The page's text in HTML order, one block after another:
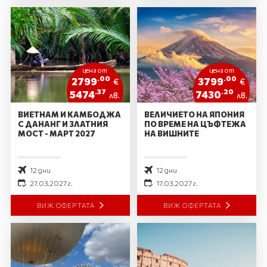
цена от
2799 .00 €
5474.37 лв.
ВИЕТНАМ И КАМБОДЖА
С ДАНАНГ И ЗЛАТНИЯ
МОСТ - МАРТ 2027
12 дни
27.03.2027 г.
ВИЖ ОФЕРТАТА
цена от
3799 .00 €
7430.20 лв.
ВЕЛИЧИЕТО НА ЯПОНИЯ
ПО ВРЕМЕ НА ЦЪФТЕЖА
НА ВИШНИТЕ
12 дни
17.03.2027 г.
ВИЖ ОФЕРТАТА